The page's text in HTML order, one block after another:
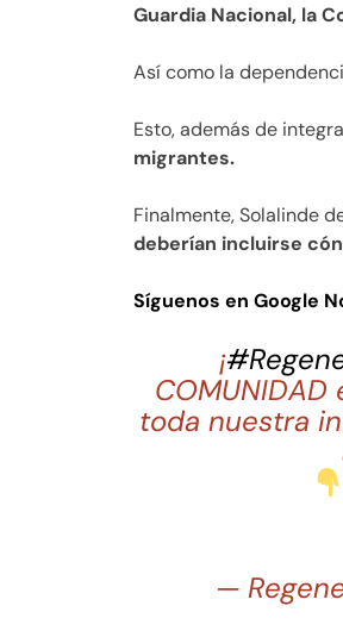
Guardia Nacional, la
Así como la
Esto, además de
migrantes.
Finalmente, Solalinde
deberían incluirse
Síguenos en Google
¡
toda nuestra
—